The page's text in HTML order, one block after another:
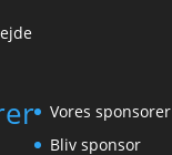
Vores sponsorer
Bliv sponsor